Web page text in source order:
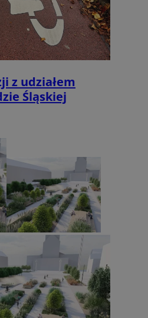
z udziałem
Śląskiej